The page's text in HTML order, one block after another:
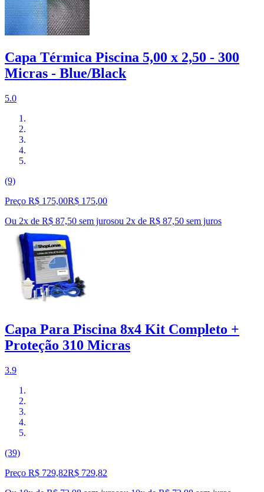
Capa Térmica Piscina 5,00 x 2,50 - 300
Micras - Blue/Black
5.0
(9)
Preço R$ 175,00R$ 175,00
Ou 2x de R$ 87,50 sem jurosou 2x de R$ 87,50 sem juros
Capa Para Piscina 8x4 Kit Completo +
Proteção 310 Micras
3.9
(39)
Preço R$ 729,82R$ 729,82